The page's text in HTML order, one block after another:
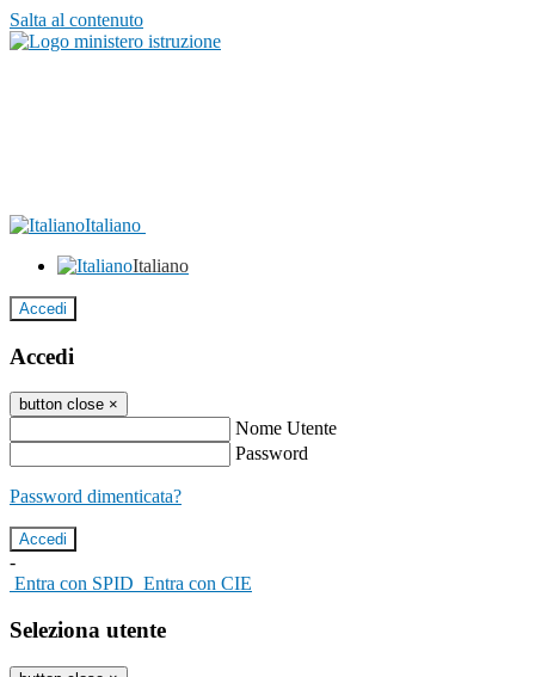
Salta al contenuto
Italiano
Italiano
Accedi
Accedi
button close ×
Nome Utente
Password
Password dimenticata?
-
Entra con SPID Entra con CIE
Seleziona utente